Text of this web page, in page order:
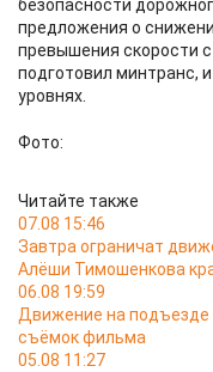
безопасности
предложения о
превышения скорости
подготовил минтранс,
уровнях.
Фото:
Читайте также
07.08 15:46
Завтра ограничат
Алёши Тимошенкова
06.08 19:59
Движение на подъезде
съёмок фильма
05.08 11:27